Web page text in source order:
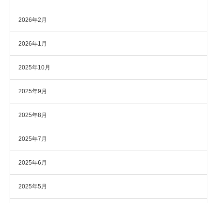
2026年2月
2026年1月
2025年10月
2025年9月
2025年8月
2025年7月
2025年6月
2025年5月